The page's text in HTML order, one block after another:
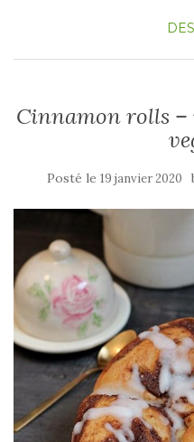
Cinnamon rolls –
Posté le 19 janvier 2020